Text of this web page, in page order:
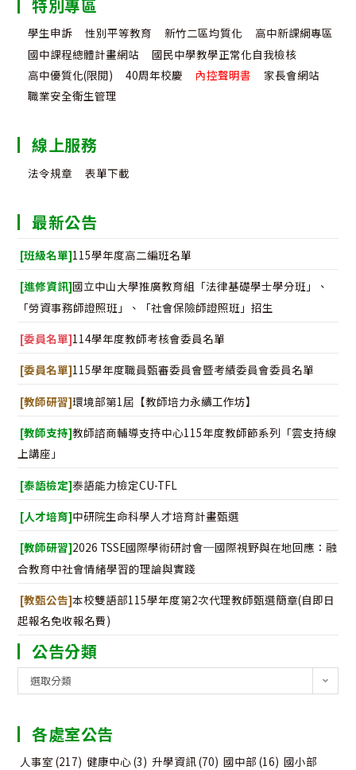
特別專區
學生申訴 性別平等教育 新竹二區均質化
高中新課綱專區
國中課程總體計畫網站
國民中學教學正常化自我檢核
高中優質化(限閱)
40周年校慶 內控聲明書
家長會網站
職業安全衛生管理
線上服務
法令規章 表單下載
最新公告
[班級名單]115學年度高二編班名單
[進修資訊]國立中山大學推廣教育組「法律基礎學士學分班」、
「勞資事務師證照班」、「社會保險師證照班」招生
[委員名單]114學年度教師考核會委員名單
[委員名單]115學年度職員甄審委員會暨考績委員會委員名單
[教師研習]環境部第1屆【教師培力永續工作坊】
[教師支持]教師諮商輔導支持中心115年度教師節系列「雲支持線
上講座」
[泰語檢定]泰語能力檢定CU-TFL
[人才培育]中研院生命科學人才培育計畫甄選
[教師研習]2026 TSSE國際學術研討會─國際視野與在地回應：融
合教育中社會情緒學習的理論與實踐
[教甄公告]本校雙語部115學年度第2次代理教師甄選簡章(自即日
起報名免收報名費)
公告分類
告
類
選取分類
各處室公告
人事室 (217) 健康中心(3) 升學資訊(70) 國中部 (16) 國小部